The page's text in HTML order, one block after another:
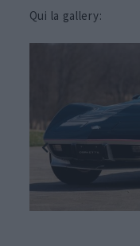
Qui la gallery: